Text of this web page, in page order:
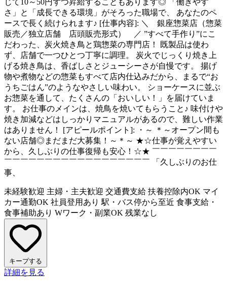
さ」と「成長できる環境」がそろった職場で、 あなたのペ
ースで長く続けられます♪ [仕事内容]: ＼ 銀座惣菜店（惣菜
販売／独立店舗 店頭販売形式） ／ ”すべて手作り”にこ
だわった、炭火焼き鳥と鶏惣菜の専門店！ 既製品は使わ
ず、店舗で一つひとつ丁寧に調理。 炭火でじっくり焼き上
げる焼き鳥は、香ばしさとジューシーさが自慢です。 揚げ
物や煮物などの惣菜もすべて店内仕込みだから、まるで“お
うちごはん”のようなやさしい味わい。 ショーケースに並ぶ
お惣菜を通して、たくさんの「おいしい！」を届けていま
す。 お仕事のメインは、焼鳥を焼いてもらうこと♪ 味付けや
焼き加減などはしっかりマニュアルがあるので、難しい作業
はありません！ [アピールポイント]: ・～ ＊～オープン間も
ない店舗◎まだまだ大募集！～＊～ ★☆仕事が覚えやすい
から、久しぶりの仕事復帰も安心！☆★ ￣￣￣￣￣￣￣￣
￣￣￣￣￣￣￣￣￣￣￣￣￣￣￣￣￣￣ 「久しぶりのお仕
事、
未経験歓迎 主婦・主夫歓迎 交通費支給 扶養控除内OK マイ
カー通勤OK 社員登用あり 駅・バス停から至近 食事支給・
食事補助あり Wワーク・副業OK 残業なし
キープする
詳細を見る